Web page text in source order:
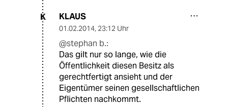
K KLAUS
01.02.2014, 23:12 Uhr
@stephan b.:
Das gilt nur so lange, wie die
Öffentlichkeit diesen Besitz als
gerechtfertigt ansieht und der
Eigentümer seinen gesellschaftlichen
Pflichten nachkommt.